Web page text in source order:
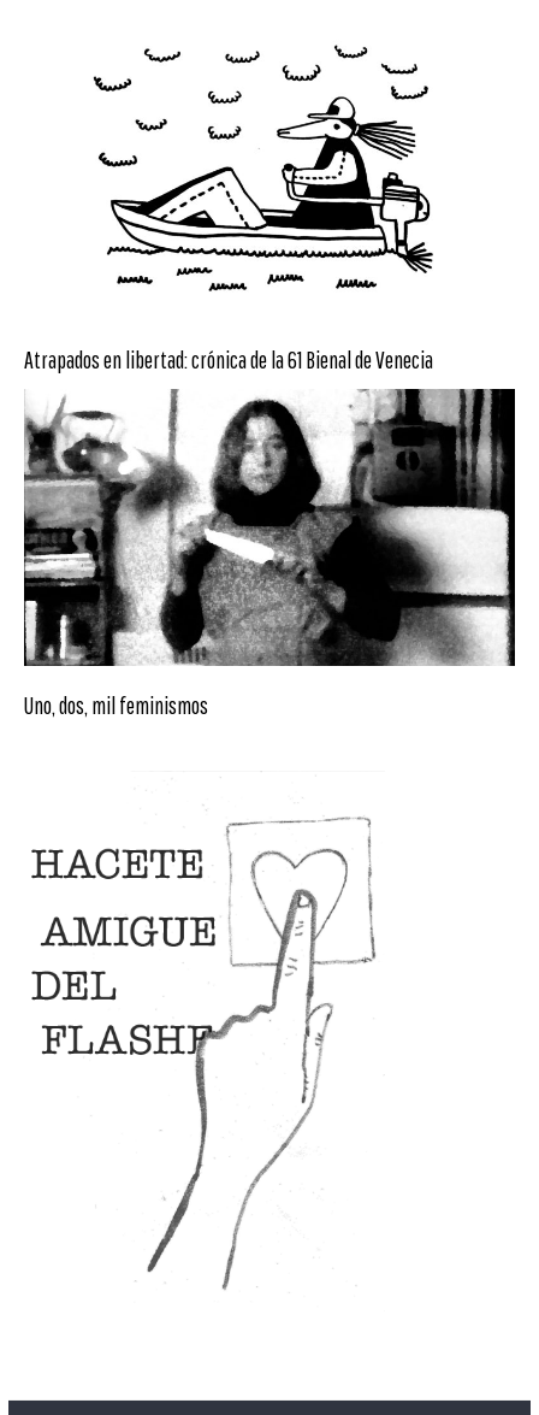
Atrapados en libertad: crónica de la 61 Bienal de Venecia
Uno, dos, mil feminismos